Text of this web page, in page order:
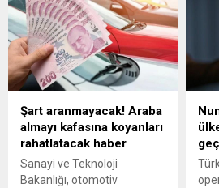
Genel Başkanı Özgür Özel'in
kardeşi Barış Özel, "İzmir'de
suya indirim sözü seçim
vaadi olarak verilmişken,
seçim sonrası elektrik
zammından bile yüksek
zam yapılıyor. Türkiye'nin en
pahallı suyuna katmerli zam
resmen. Böyle mi
Yazıktır bu halka!"...
Şart aranmayacak! Araba
almayı kafasına koyanları
rahatlatacak haber
Sanayi ve Teknoloji
Bakanlığı, otomotiv